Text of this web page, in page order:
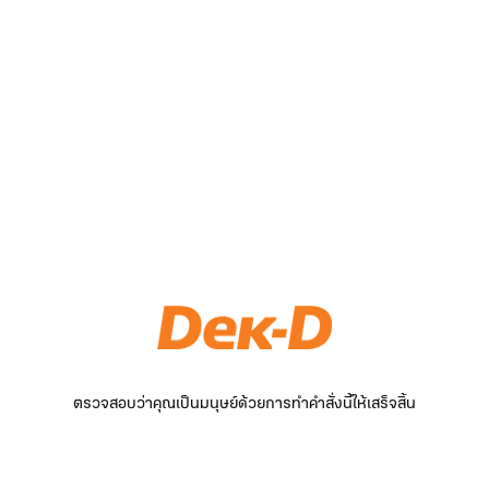
ตรวจสอบว่าคุณเป็นมนุษย์ด้วยการทำคำสั่งนี้ให้เสร็จสิ้น